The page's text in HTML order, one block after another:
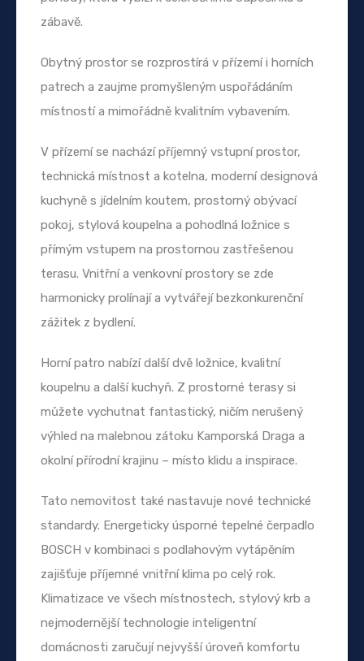
zábavě.
Obytný prostor se rozprostírá v přízemí i horních
patrech a zaujme promyšleným uspořádáním
místností a mimořádně kvalitním vybavením.
V přízemí se nachází příjemný vstupní prostor,
technická místnost a kotelna, moderní designová
kuchyně s jídelním koutem, prostorný obývací
pokoj, stylová koupelna a pohodlná ložnice s
přímým vstupem na prostornou zastřešenou
terasu. Vnitřní a venkovní prostory se zde
harmonicky prolínají a vytvářejí bezkonkurenční
zážitek z bydlení.
Horní patro nabízí další dvě ložnice, kvalitní
koupelnu a další kuchyň. Z prostorné terasy si
můžete vychutnat fantastický, ničím nerušený
výhled na malebnou zátoku Kamporská Draga a
okolní přírodní krajinu – místo klidu a inspirace.
Tato nemovitost také nastavuje nové technické
standardy. Energeticky úsporné tepelné čerpadlo
BOSCH v kombinaci s podlahovým vytápěním
zajišťuje příjemné vnitřní klima po celý rok.
Klimatizace ve všech místnostech, stylový krb a
nejmodernější technologie inteligentní
domácnosti zaručují nejvyšší úroveň komfortu